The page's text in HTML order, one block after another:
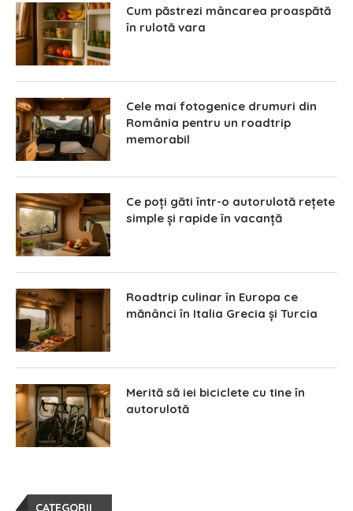
Cum păstrezi mâncarea proaspătă
în rulotă vara
Cele mai fotogenice drumuri din
România pentru un roadtrip
memorabil
Ce poți găti într-o autorulotă rețete
simple și rapide în vacanță
Roadtrip culinar în Europa ce
mănânci în Italia Grecia și Turcia
Merită să iei biciclete cu tine în
autorulotă
CATEGORII